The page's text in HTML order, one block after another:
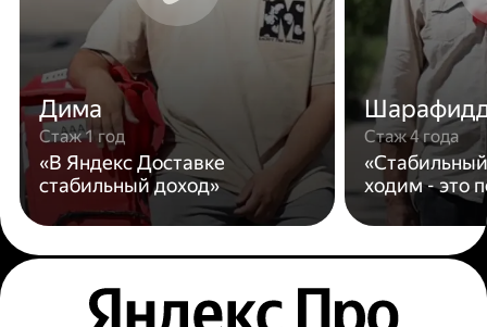
Дима
Стаж 1 год
«В Яндекс Доставке
стабильный доход»
Стаж 4 года
ходим - это